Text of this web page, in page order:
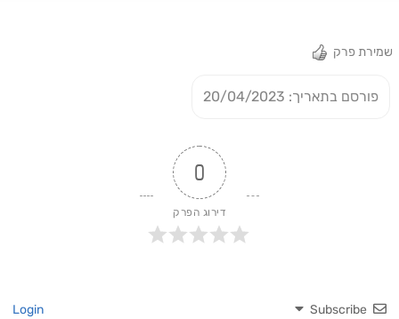
שמירת פרק
פורסם בתאריך: 20/04/2023
0
דירוג הפרק
Subscribe